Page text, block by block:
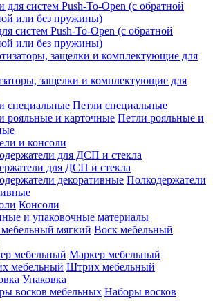
систем Push-To-Open (с обратной
или без пружины)
защелки и комплектующие для
Петли специальные
Петли рояльные и
и консоли
для ДСП и стекла
Полкодержатели
Консоли
и упаковочные материалы
Воск мебельный
Маркер мебельный
Штрих мебельный
Упаковка
Наборы восков